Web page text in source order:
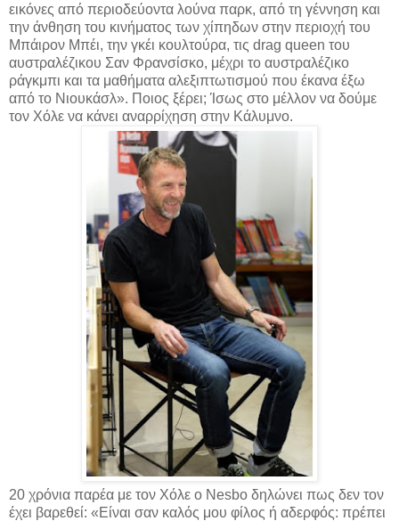
εικόνες από περιοδεύοντα λούνα παρκ, από τη γέννηση και
την άνθηση του κινήματος των χίπηδων στην περιοχή του
Μπάιρον Μπέι, την γκέι κουλτούρα, τις drag queen του
αυστραλέζικου Σαν Φρανσίσκο, μέχρι το αυστραλέζικο
ράγκμπι και τα μαθήματα αλεξιπτωτισμού που έκανα έξω
από το Νιουκάσλ». Ποιος ξέρει; Ίσως στο μέλλον να δούμε
τον Χόλε να κάνει αναρρίχηση στην Κάλυμνο.
20 χρόνια παρέα με τον Χόλε ο Nesbo δηλώνει πως δεν τον
έχει βαρεθεί: «Είναι σαν καλός μου φίλος ή αδερφός: πρέπει